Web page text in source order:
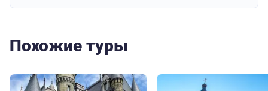
Похожие туры